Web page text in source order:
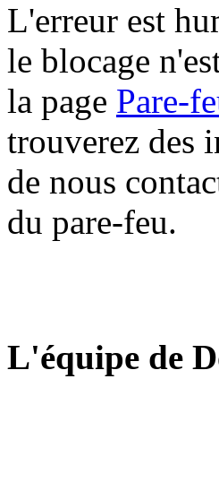
L'erreur est
le blocage
la page Pare-
trouverez des
de nous
du pare-feu.
L'équipe de